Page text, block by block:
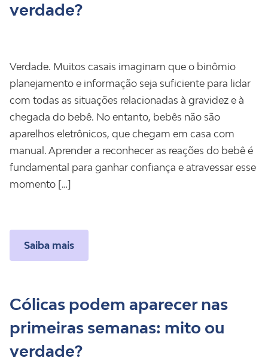
verdade?
Verdade. Muitos casais imaginam que o binômio
planejamento e informação seja suficiente para lidar
com todas as situações relacionadas à gravidez e à
chegada do bebê. No entanto, bebês não são
aparelhos eletrônicos, que chegam em casa com
manual. Aprender a reconhecer as reações do bebê é
fundamental para ganhar confiança e atravessar esse
momento […]
Saiba mais
Cólicas podem aparecer nas
primeiras semanas: mito ou
verdade?